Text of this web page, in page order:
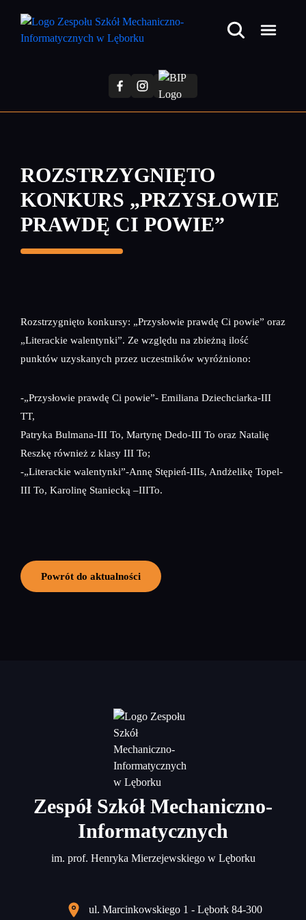
treści
ROZSTRZYGNIĘTO
KONKURS „PRZYSŁOWIE
PRAWDĘ CI POWIE”
Rozstrzygnięto konkursy: „Przysłowie prawdę Ci powie” oraz
„Literackie walentynki”. Ze względu na zbieżną ilość
punktów uzyskanych przez uczestników wyróżniono:
-„Przysłowie prawdę Ci powie”- Emiliana Dziechciarka-III
TT,
Patryka Bulmana-III To, Martynę Dedo-III To oraz Natalię
Reszkę również z klasy III To;
-„Literackie walentynki”-Annę Stępień-IIIs, Andżelikę Topel-
III To, Karolinę Staniecką –IIITo.
Powrót do aktualności
Zespół Szkół Mechaniczno-
Informatycznych
im. prof. Henryka Mierzejewskiego w Lęborku
ul. Marcinkowskiego 1 - Lębork 84-300